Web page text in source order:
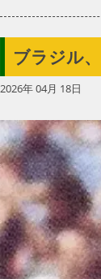
ブラジル
2026年 04月 18日